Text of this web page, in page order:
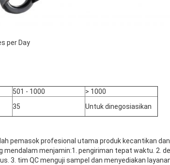
per Day
501 - 1000
> 1000
35 Untuk dinegosiasikan
pemasok profesional utama produk kecantikan
mendalam menjamin:1. pengiriman tepat waktu. 2.
3. tim QC menguji sampel dan menyediakan